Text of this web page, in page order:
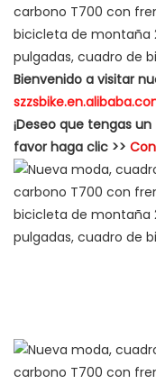
Bienvenido a visitar
¡Deseo que tengas
favor haga clic >>